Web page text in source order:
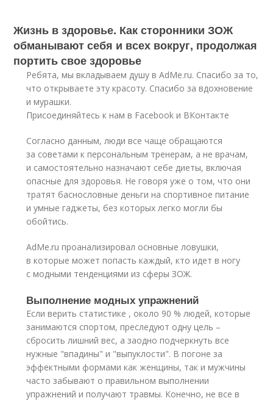
Жизнь в здоровье. Как сторонники ЗОЖ
обманывают себя и всех вокруг, продолжая
портить свое здоровье
Ребята, мы вкладываем душу в AdMe.ru. Cпасибо за то,
что открываете эту красоту. Спасибо за вдохновение
и мурашки.
Присоединяйтесь к нам в Facebook и ВКонтакте
Согласно данным, люди все чаще обращаются
за советами к персональным тренерам, а не врачам,
и самостоятельно назначают себе диеты, включая
опасные для здоровья. Не говоря уже о том, что они
тратят баснословные деньги на спортивное питание
и умные гаджеты, без которых легко могли бы
обойтись.
AdMe.ru проанализировал основные ловушки,
в которые может попасть каждый, кто идет в ногу
с модными тенденциями из сферы ЗОЖ.
Выполнение модных упражнений
Если верить статистике , около 90 % людей, которые
занимаются спортом, преследуют одну цель –
сбросить лишний вес, а заодно подчеркнуть все
нужные "впадины" и "выпуклости". В погоне за
эффектными формами как женщины, так и мужчины
часто забывают о правильном выполнении
упражнений и получают травмы. Конечно, не все в